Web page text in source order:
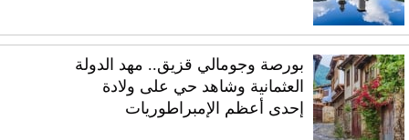
بورصة وجومالي قزيق.. مهد الدولة
العثمانية وشاهد حي على ولادة
إحدى أعظم الإمبراطوريات